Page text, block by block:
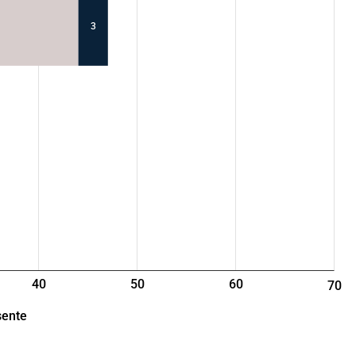
3
40 50 60 70